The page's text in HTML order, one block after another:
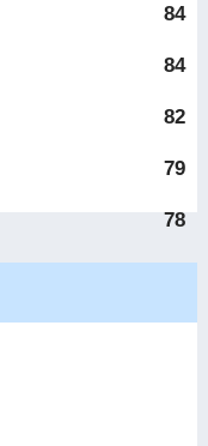
84
84
82
79
78